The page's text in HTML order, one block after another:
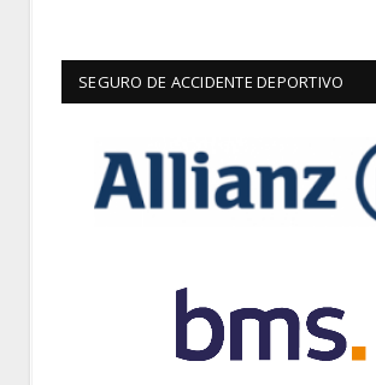
SEGURO DE ACCIDENTE DEPORTIVO